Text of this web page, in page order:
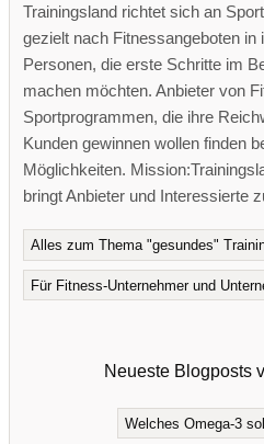
Trainingsland richtet sich an
gezielt nach Fitnessangeboten
Personen, die erste Schritte im
machen möchten. Anbieter von
Sportprogrammen, die ihre
Kunden gewinnen wollen finden
Möglichkeiten.
bringt Anbieter und Interessierte
Alles zum Thema "gesundes"
Für Fitness-Unternehmer und
Neueste Blogposts
Welches Omega-3